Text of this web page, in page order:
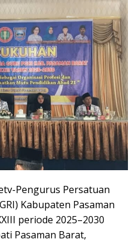
Pengurus Persatuan
Kabupaten Pasaman
periode 2025–2030
Pasaman Barat,